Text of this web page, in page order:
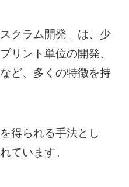
クラム開発」は、少
リント単位の開発、
ど、多くの特徴を持
得られる手法とし
ています。